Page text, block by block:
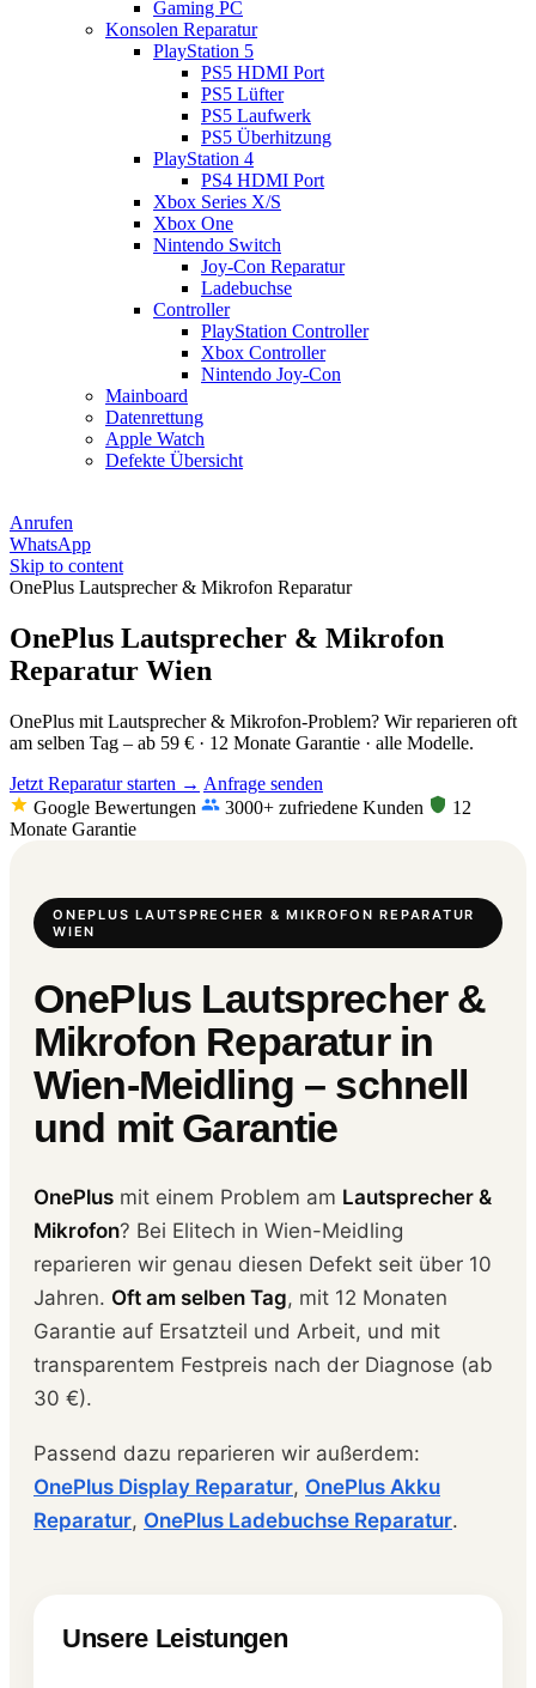
Gaming PC
Konsolen Reparatur
PlayStation 5
PS5 HDMI Port
PS5 Lüfter
PS5 Laufwerk
PS5 Überhitzung
PlayStation 4
PS4 HDMI Port
Xbox Series X/S
Xbox One
Nintendo Switch
Joy-Con Reparatur
Ladebuchse
Controller
PlayStation Controller
Xbox Controller
Nintendo Joy-Con
Mainboard
Datenrettung
Apple Watch
Defekte Übersicht
Anrufen
WhatsApp
Skip to content
OnePlus Lautsprecher & Mikrofon Reparatur
OnePlus Lautsprecher & Mikrofon
Reparatur Wien
OnePlus mit Lautsprecher & Mikrofon-Problem? Wir reparieren oft
am selben Tag – ab 59 € · 12 Monate Garantie · alle Modelle.
Jetzt Reparatur starten → Anfrage senden
Google Bewertungen
3000+ zufriedene Kunden
12
Monate Garantie
ONEPLUS LAUTSPRECHER & MIKROFON REPARATUR
WIEN
OnePlus Lautsprecher &
Mikrofon Reparatur in
Wien-Meidling – schnell
und mit Garantie
OnePlus mit einem Problem am Lautsprecher &
Mikrofon? Bei Elitech in Wien-Meidling
reparieren wir genau diesen Defekt seit über 10
Jahren. Oft am selben Tag, mit 12 Monaten
Garantie auf Ersatzteil und Arbeit, und mit
transparentem Festpreis nach der Diagnose (ab
30 €).
Passend dazu reparieren wir außerdem:
OnePlus Display Reparatur, OnePlus Akku
Reparatur, OnePlus Ladebuchse Reparatur.
Unsere Leistungen